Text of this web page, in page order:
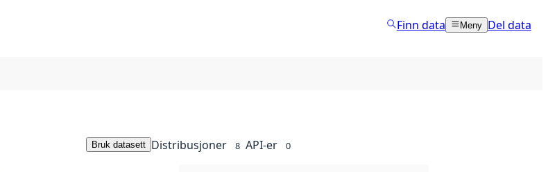
Finn data Meny Del data
Bruk datasett Distribusjoner 8 API-er 0